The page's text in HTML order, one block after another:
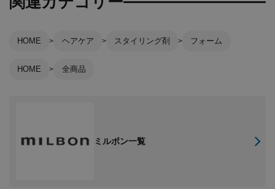
HOME ヘアケア スタイリング剤 フォーム
HOME 全商品
ミルボン一覧